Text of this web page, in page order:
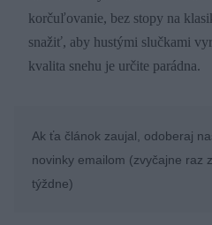
korčuľovanie, bez stopy na
snažiť, aby hustými slučkami
kvalita snehu je určite parádna.
Ak ťa článok zaujal, odoberaj
novinky emailom (zvyčajne raz
týždne)